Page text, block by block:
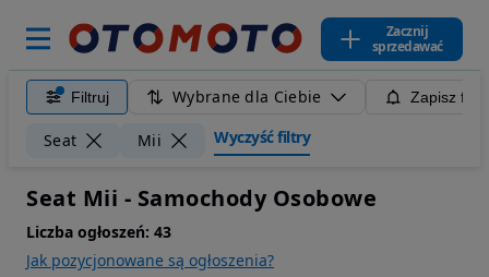
Zacznij
sprzedawać
Filtruj Wybrane dla Ciebie Zapisz
Seat Mii Wyczyść filtry
Seat Mii - Samochody Osobowe
Liczba ogłoszeń: 43
Jak pozycjonowane są ogłoszenia?